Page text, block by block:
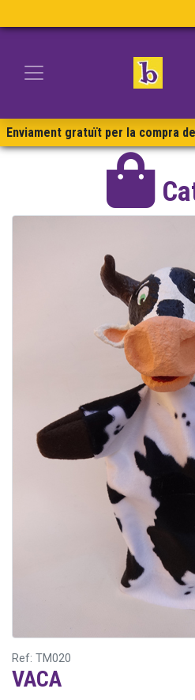
Enviament gratuït per la compra
Ref: TM020
VACA